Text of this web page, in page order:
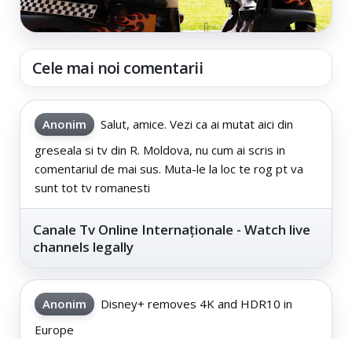
Cele mai noi comentarii
Anonim
Salut, amice. Vezi ca ai mutat aici din
greseala si tv din R. Moldova, nu cum ai scris in
comentariul de mai sus. Muta-le la loc te rog pt va
sunt tot tv romanesti
Canale Tv Online Internaționale - Watch live
channels legally
Anonim
Disney+ removes 4K and HDR10 in
Europe